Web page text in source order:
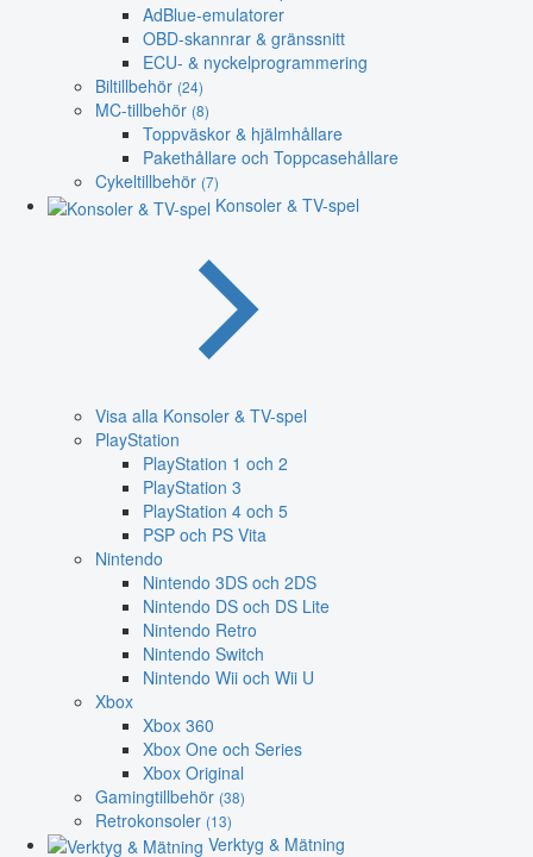
AdBlue-emulatorer
OBD-skannrar & gränssnitt
ECU- & nyckelprogrammering
Biltillbehör (24)
MC-tillbehör (8)
Toppväskor & hjälmhållare
Pakethållare och Toppcasehållare
Cykeltillbehör (7)
Konsoler & TV-spel
Visa alla Konsoler & TV-spel
PlayStation
PlayStation 1 och 2
PlayStation 3
PlayStation 4 och 5
PSP och PS Vita
Nintendo
Nintendo 3DS och 2DS
Nintendo DS och DS Lite
Nintendo Retro
Nintendo Switch
Nintendo Wii och Wii U
Xbox
Xbox 360
Xbox One och Series
Xbox Original
Gamingtillbehör (38)
Retrokonsoler (13)
Verktyg & Mätning